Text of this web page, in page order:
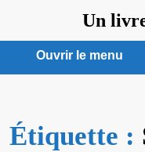
contenu
Un
Ouvrir le menu
Étiquette :